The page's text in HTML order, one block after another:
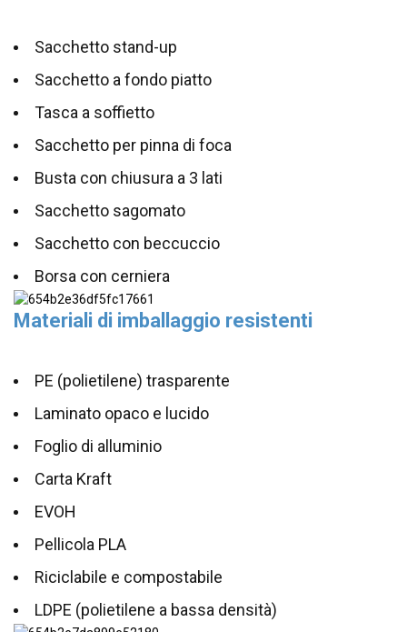
Sacchetto stand-up
Sacchetto a fondo piatto
Tasca a soffietto
Sacchetto per pinna di foca
Busta con chiusura a 3 lati
Sacchetto sagomato
Sacchetto con beccuccio
Borsa con cerniera
Materiali di imballaggio resistenti
PE (polietilene) trasparente
Laminato opaco e lucido
Foglio di alluminio
Carta Kraft
EVOH
Pellicola PLA
Riciclabile e compostabile
LDPE (polietilene a bassa densità)